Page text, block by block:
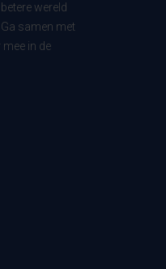
wereld
samen met
in de